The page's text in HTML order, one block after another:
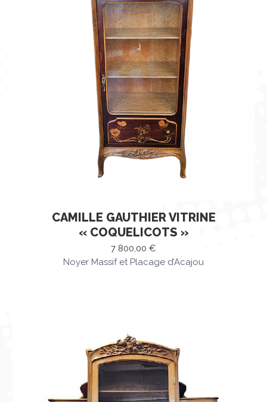
CAMILLE GAUTHIER VITRINE
« COQUELICOTS »
7 800,00 €
Noyer Massif et Placage d’Acajou